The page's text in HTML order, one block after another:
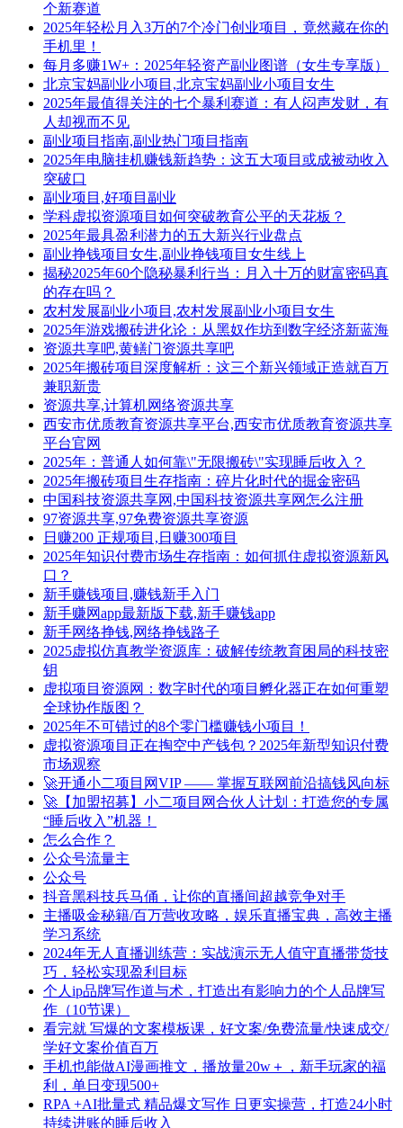
个新赛道
2025年轻松月入3万的7个冷门创业项目，竟然藏在你的
手机里！
每月多赚1W+：2025年轻资产副业图谱（女生专享版）
北京宝妈副业小项目,北京宝妈副业小项目女生
2025年最值得关注的七个暴利赛道：有人闷声发财，有
人却视而不见
副业项目指南,副业热门项目指南
2025年电脑挂机赚钱新趋势：这五大项目或成被动收入
突破口
副业项目,好项目副业
学科虚拟资源项目如何突破教育公平的天花板？
2025年最具盈利潜力的五大新兴行业盘点
副业挣钱项目女生,副业挣钱项目女生线上
揭秘2025年60个隐秘暴利行当：月入十万的财富密码真
的存在吗？
农村发展副业小项目,农村发展副业小项目女生
2025年游戏搬砖进化论：从黑奴作坊到数字经济新蓝海
资源共享吧,黄鳝门资源共享吧
2025年搬砖项目深度解析：这三个新兴领域正造就百万
兼职新贵
资源共享,计算机网络资源共享
西安市优质教育资源共享平台,西安市优质教育资源共享
平台官网
2025年：普通人如何靠\"无限搬砖\"实现睡后收入？
2025年搬砖项目生存指南：碎片化时代的掘金密码
中国科技资源共享网,中国科技资源共享网怎么注册
97资源共享,97免费资源共享资源
日赚200 正规项目,日赚300项目
2025年知识付费市场生存指南：如何抓住虚拟资源新风
口？
新手赚钱项目,赚钱新手入门
新手赚网app最新版下载,新手赚钱app
新手网络挣钱,网络挣钱路子
2025虚拟仿真教学资源库：破解传统教育困局的科技密
钥
虚拟项目资源网：数字时代的项目孵化器正在如何重塑
全球协作版图？
2025年不可错过的8个零门槛赚钱小项目！
虚拟资源项目正在掏空中产钱包？2025年新型知识付费
市场观察
🚀开通小二项目网VIP —— 掌握互联网前沿搞钱风向标
🚀【加盟招募】小二项目网合伙人计划：打造您的专属
“睡后收入”机器！
怎么合作？
公众号流量主
公众号
抖音黑科技兵马俑，让你的直播间超越竞争对手
主播吸金秘籍/百万营收攻略，娱乐直播宝典，高效主播
学习系统
2024年无人直播训练营：实战演示无人值守直播带货技
巧，轻松实现盈利目标
个人ip品牌写作道与术，打造出有影响力的个人品牌写
作（10节课）
看完就 写爆的文案模板课，好文案/免费流量/快速成交/
学好文案价值百万
手机也能做AI漫画推文，播放量20w＋，新手玩家的福
利，单日变现500+
RPA +AI批量式 精品爆文写作 日更实操营，打造24小时
持续进账的睡后收入